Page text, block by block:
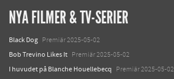
NYA FILMER & TV-SERIER
Black Dog Premiär 2025-05-02
Bob Trevino Likes It Premiär 2025-05-02
I huvudet på Blanche Houellebecq Premiär 2025-05-02